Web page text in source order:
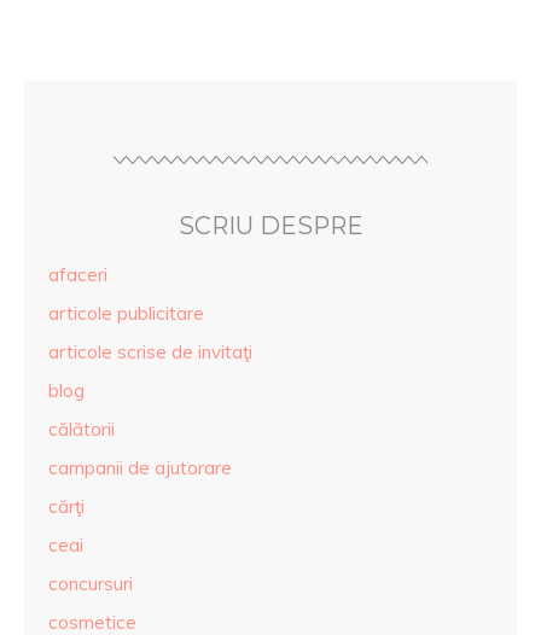
SCRIU DESPRE
afaceri
articole publicitare
articole scrise de invitaţi
blog
călătorii
campanii de ajutorare
cărţi
ceai
concursuri
cosmetice